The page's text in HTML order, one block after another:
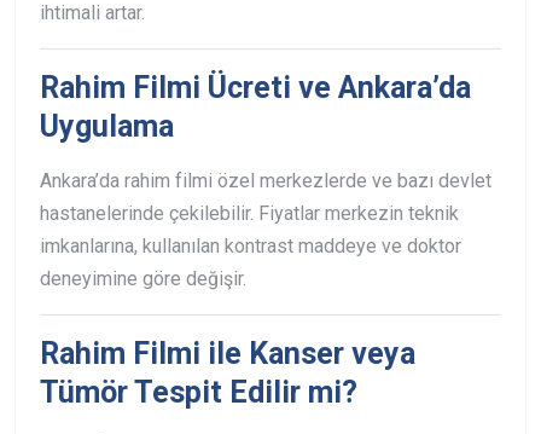
ihtimali artar.
Rahim Filmi Ücreti ve Ankara’da
Uygulama
Ankara’da rahim filmi özel merkezlerde ve bazı devlet
hastanelerinde çekilebilir. Fiyatlar merkezin teknik
imkanlarına, kullanılan kontrast maddeye ve doktor
deneyimine göre değişir.
Rahim Filmi ile Kanser veya
Tümör Tespit Edilir mi?